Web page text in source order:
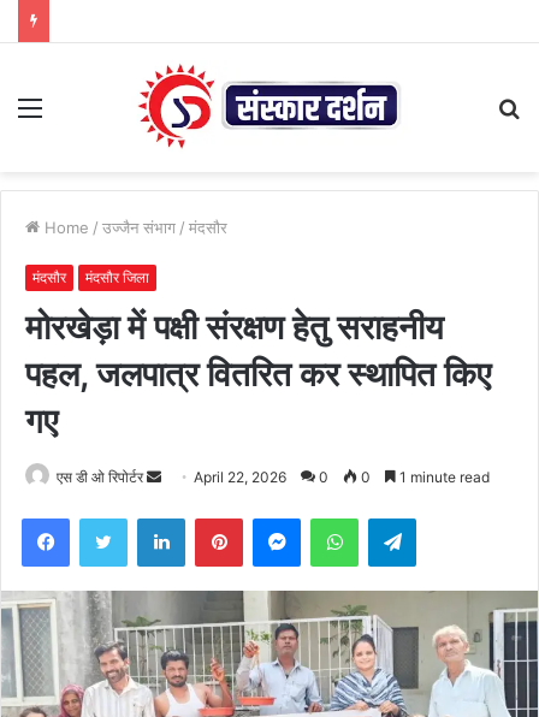
Menu
Home / उज्जैन संभाग / मंदसौर
मंदसौर मंदसौर जिला
मोरखेड़ा में पक्षी संरक्षण हेतु सराहनीय
पहल, जलपात्र वितरित कर स्थापित किए
गए
एस डी ओ रिपोर्टर
Send April 22, 2026 0 0 1 minute read
FacebookTwitter LinkedInPinterestMessengerWhatsAppTelegram